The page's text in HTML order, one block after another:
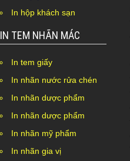
In hộp khách sạn
IN TEM NHÃN MÁC
In tem giấy
In nhãn nước rửa chén
In nhãn dược phẩm
In nhãn dược phẩm
In nhãn mỹ phẩm
In nhãn gia vị